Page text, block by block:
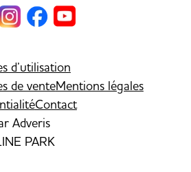
d’utilisation
de venteMentions légales
Contact
Adveris
PARK